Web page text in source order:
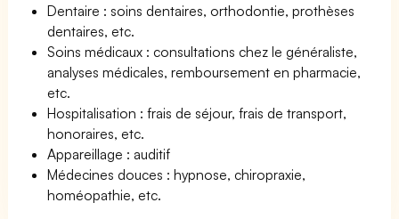
Dentaire : soins dentaires, orthodontie, prothèses
dentaires, etc.
Soins médicaux : consultations chez le généraliste,
analyses médicales, remboursement en pharmacie,
etc.
Hospitalisation : frais de séjour, frais de transport,
honoraires, etc.
Appareillage : auditif
Médecines douces : hypnose, chiropraxie,
homéopathie, etc.